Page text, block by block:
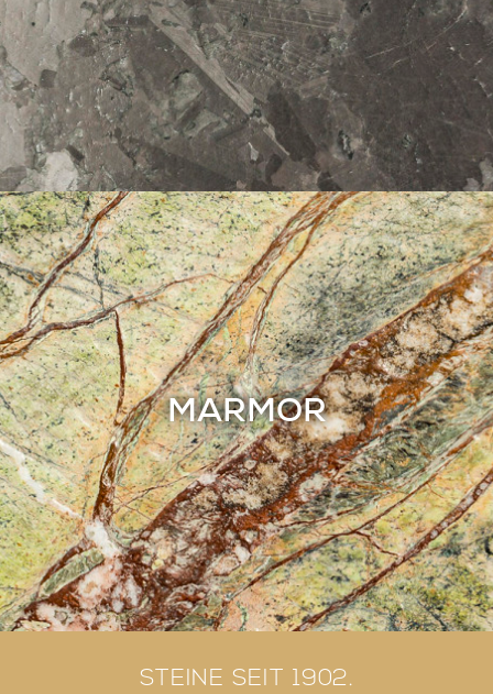
MARMOR
STEINE SEIT 1902.